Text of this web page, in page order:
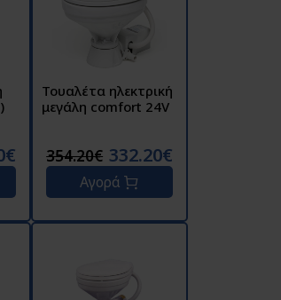
Τουαλέτα ηλεκτρική
μεγάλη comfort 24V
354.20€ 332.20€
Αγορά